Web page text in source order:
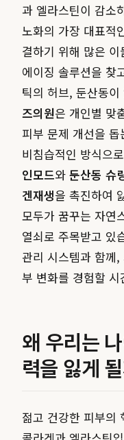
과 엘라스틴이 감소
노화의 가장 대표적
결하기 위해 많은
에이징 솔루션을 찾
틱의 허브, 둔산동
즈의원은 개인별 맞
피부 문제 개선을
비침습적인 방식으
인모드와 둔산동 슈
겐재생을 촉진하여
모두가 꿈꾸는 자연
열쇠로 주목받고 있
관리 시스템과 함께
부 변화를 경험할 시
왜 우리는
력을 잃게
젊고 건강한 피부의